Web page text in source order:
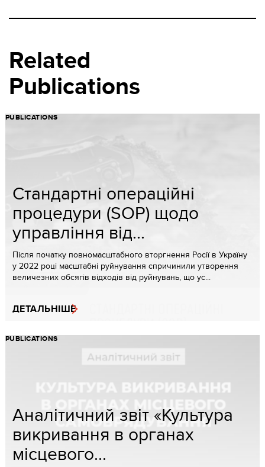
Related
Publications
PUBLICATIONS
Стандартні операційні
процедури (SOP) щодо
управління від...
Після початку повномасштабного вторгнення Росії в Україну
у 2022 році масштабні руйнування спричинили утворення
величезних обсягів відходів від руйнувань, що ус...
ДЕТАЛЬНІШЕ
PUBLICATIONS
Аналітичний звіт «Культура
викривання в органах
місцевого...